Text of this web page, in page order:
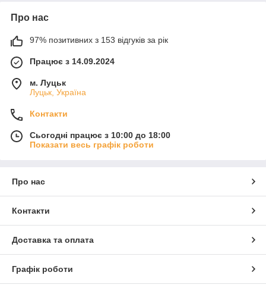
Про нас
97% позитивних з 153 відгуків за рік
Працює з 14.09.2024
м. Луцьк
Луцьк, Україна
Контакти
Сьогодні працює з 10:00 до 18:00
Показати весь графік роботи
Про нас
Контакти
Доставка та оплата
Графік роботи